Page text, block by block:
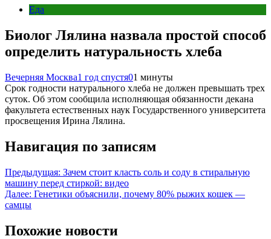
Еда
Биолог Лялина назвала простой способ
определить натуральность хлеба
Вечерняя Москва1 год спустя01 минуты
Срок годности натурального хлеба не должен превышать трех
суток. Об этом сообщила исполняющая обязанности декана
факультета естественных наук Государственного университета
просвещения Ирина Лялина.
Навигация по записям
Предыдущая: Зачем стоит класть соль и соду в стиральную
машину перед стиркой: видео
Далее: Генетики объяснили, почему 80% рыжих кошек —
самцы
Похожие новости